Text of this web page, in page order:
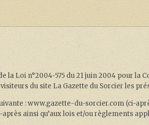
Loi n°2004-575 du 21 juin 2004 pour la
du site La Gazette du Sorcier les
: www.gazette-du-sorcier.com (ci-
ainsi qu’aux lois et/ou règlements